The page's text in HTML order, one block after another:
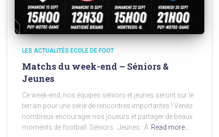
LES ACTUALITÉS ECOLE DE FOOT
Matchs du week-end – Séniors &
Jeunes
Ce week-end, nos équipes séniors et jeunes seront sur le
terrain pour une série de rencontres importantes ! Venez
nombreux encourager nos joueurs et partager de beaux
moments de football. Séniors : Jeunes : À Read more…